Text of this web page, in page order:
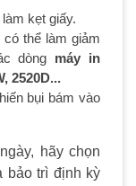
kẹt giấy.
thể làm giảm
dòng máy in
2520D...
bụi bám vào
hãy chọn
bảo trì định kỳ